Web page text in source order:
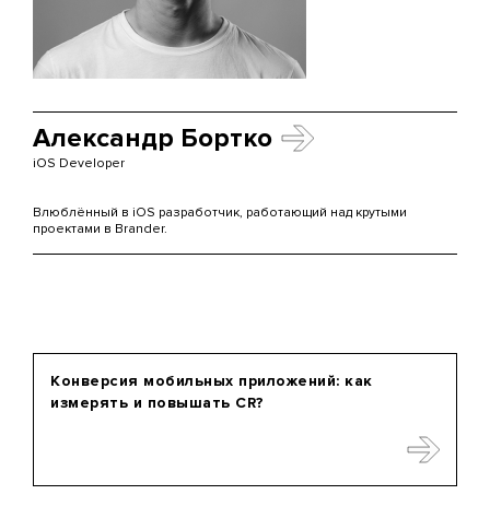
Александр Бортко
iOS Developer
Влюблённый в iOS разработчик, работающий над крутыми
проектами в Brander.
Конверсия мобильных приложений: как
измерять и повышать CR?